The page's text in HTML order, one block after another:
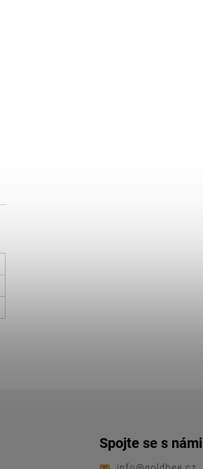
Spojte se s námi